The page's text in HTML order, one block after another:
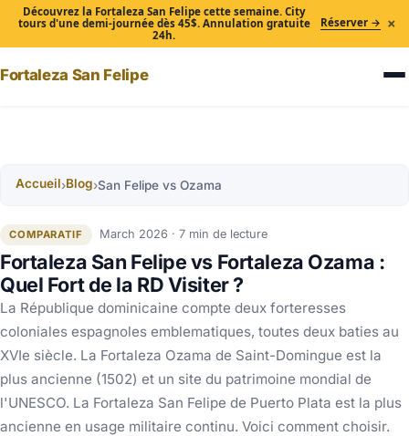
Découvrez la Fortaleza San Felipe cette semaine. City
tours d'une demi-journée dès 45$. Annulation gratuite
24h.
Réserver → ×
Fortaleza San Felipe
Accueil›Blog›San Felipe vs Ozama
COMPARATIF March 2026 · 7 min de lecture
Fortaleza San Felipe vs Fortaleza Ozama :
Quel Fort de la RD Visiter ?
La République dominicaine compte deux forteresses
coloniales espagnoles emblematiques, toutes deux baties au
XVIe siècle. La Fortaleza Ozama de Saint-Domingue est la
plus ancienne (1502) et un site du patrimoine mondial de
l'UNESCO. La Fortaleza San Felipe de Puerto Plata est la plus
ancienne en usage militaire continu. Voici comment choisir.